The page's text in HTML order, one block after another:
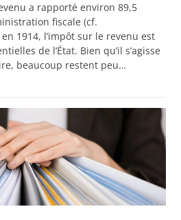
a rapporté environ 89,5
fiscale (cf.
1914, l’impôt sur le revenu est
de l’État. Bien qu’il s’agisse
beaucoup restent peu…